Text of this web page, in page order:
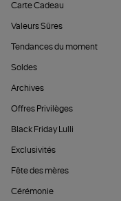
Carte Cadeau
Valeurs Sûres
Tendances du moment
Soldes
Archives
Offres Privilèges
Black Friday Lulli
Exclusivités
Fête des mères
Cérémonie